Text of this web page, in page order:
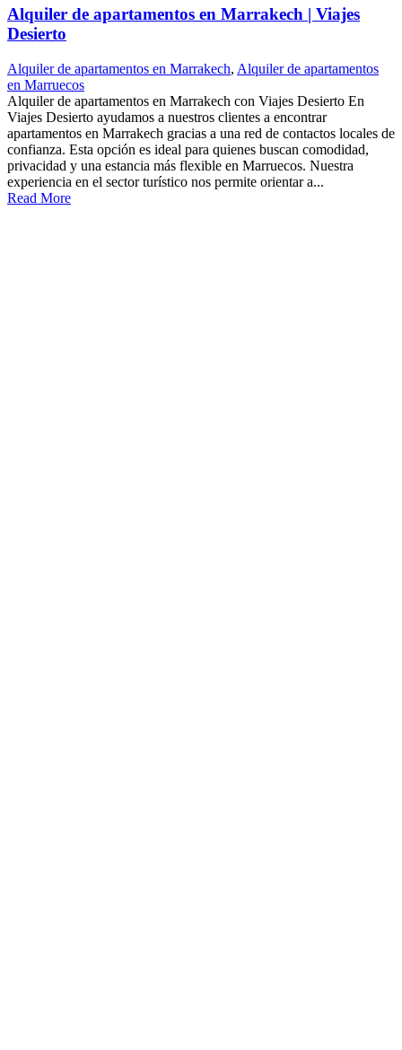
Alquiler de apartamentos en Marrakech | Viajes
Desierto
Alquiler de apartamentos en Marrakech, Alquiler de apartamentos
en Marruecos
Alquiler de apartamentos en Marrakech con Viajes Desierto En
Viajes Desierto ayudamos a nuestros clientes a encontrar
apartamentos en Marrakech gracias a una red de contactos locales de
confianza. Esta opción es ideal para quienes buscan comodidad,
privacidad y una estancia más flexible en Marruecos. Nuestra
experiencia en el sector turístico nos permite orientar a...
Read More